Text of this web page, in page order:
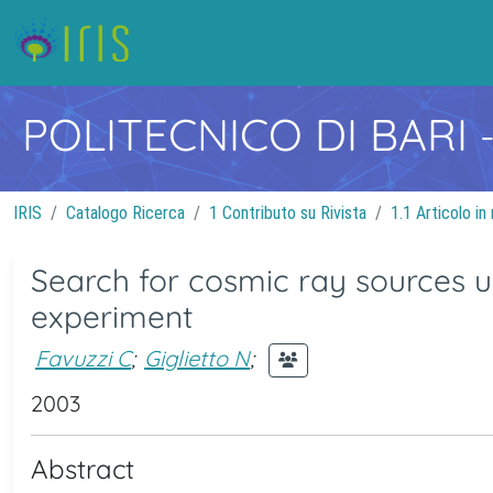
POLITECNICO DI BARI
IRIS Catalogo Ricerca 1 Contributo su Rivista 1.1 Articolo in
Search for cosmic ray sources
experiment
Favuzzi C; Giglietto N;
2003
Abstract